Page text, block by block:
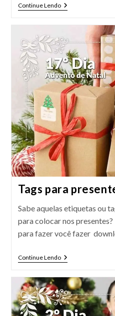
Continue LendoComo
Organizar
Em
15
Minutos
Por
Dia
Sem
Estresse
Tags para
Sabe aquelas etiquetas ou
para colocar nos
para fazer você fazer
Continue LendoTags
Para
De
Natal